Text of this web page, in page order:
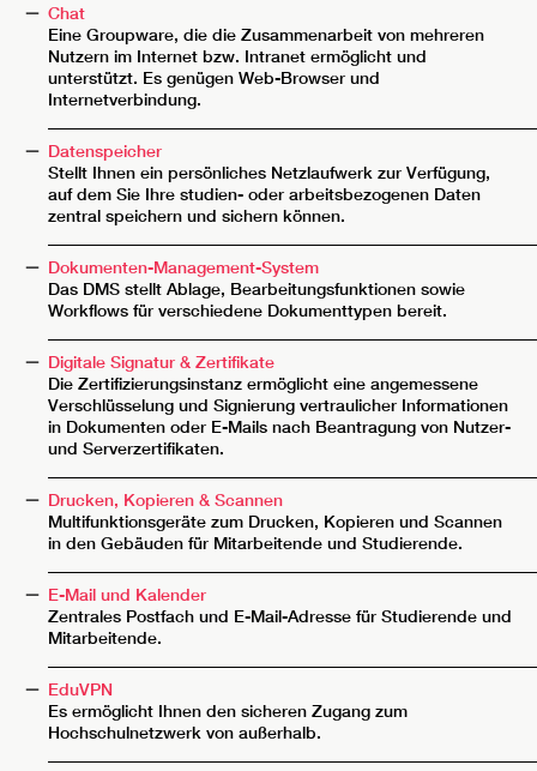
Chat
Eine Groupware, die die Zusammenarbeit von mehreren
Nutzern im Internet bzw. Intranet ermöglicht und
unterstützt. Es genügen Web-Browser und
Internetverbindung.
Datenspeicher
Stellt Ihnen ein persönliches Netzlaufwerk zur Verfügung,
auf dem Sie Ihre studien- oder arbeitsbezogenen Daten
zentral speichern und sichern können.
Dokumenten-Management-System
Das DMS stellt Ablage, Bearbeitungsfunktionen sowie
Workflows für verschiedene Dokumenttypen bereit.
Digitale Signatur & Zertifikate
Die Zertifizierungsinstanz ermöglicht eine angemessene
Verschlüsselung und Signierung vertraulicher Informationen
in Dokumenten oder E-Mails nach Beantragung von Nutzer-
und Serverzertifikaten.
Drucken, Kopieren & Scannen
Multifunktionsgeräte zum Drucken, Kopieren und Scannen
in den Gebäuden für Mitarbeitende und Studierende.
E-Mail und Kalender
Zentrales Postfach und E-Mail-Adresse für Studierende und
Mitarbeitende.
EduVPN
Es ermöglicht Ihnen den sicheren Zugang zum
Hochschulnetzwerk von außerhalb.